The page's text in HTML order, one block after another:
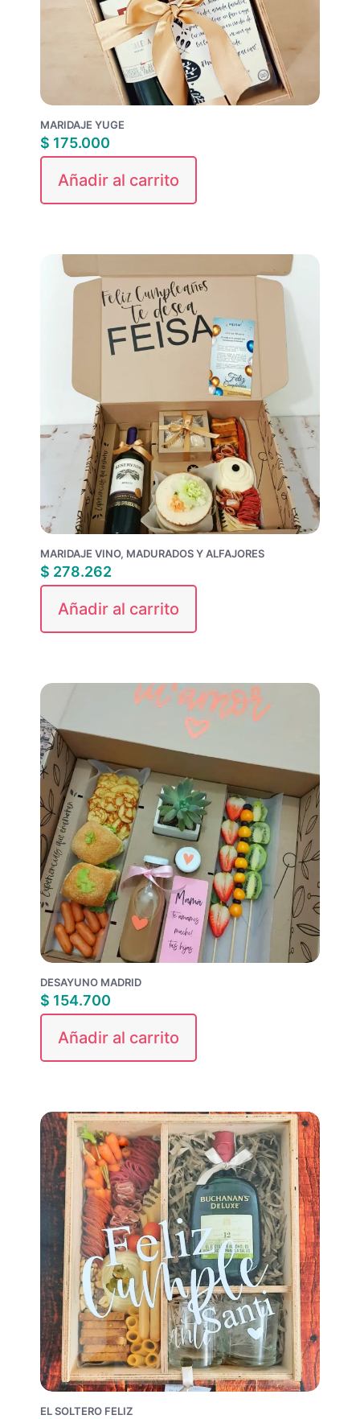
MARIDAJE YUGE
$ 175.000
Añadir al carrito
MARIDAJE VINO, MADURADOS Y ALFAJORES
$ 278.262
Añadir al carrito
DESAYUNO MADRID
$ 154.700
Añadir al carrito
EL SOLTERO FELIZ